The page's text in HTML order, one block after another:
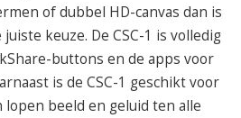
of dubbel HD-canvas dan is
keuze. De CSC-1 is volledig
buttons en de apps voor
is de CSC-1 geschikt voor
lopen beeld en geluid ten alle